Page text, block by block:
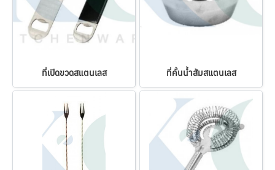
ที่เปิดขวดสแตนเลส ที่คั้นน้ำส้มสแตนเลส